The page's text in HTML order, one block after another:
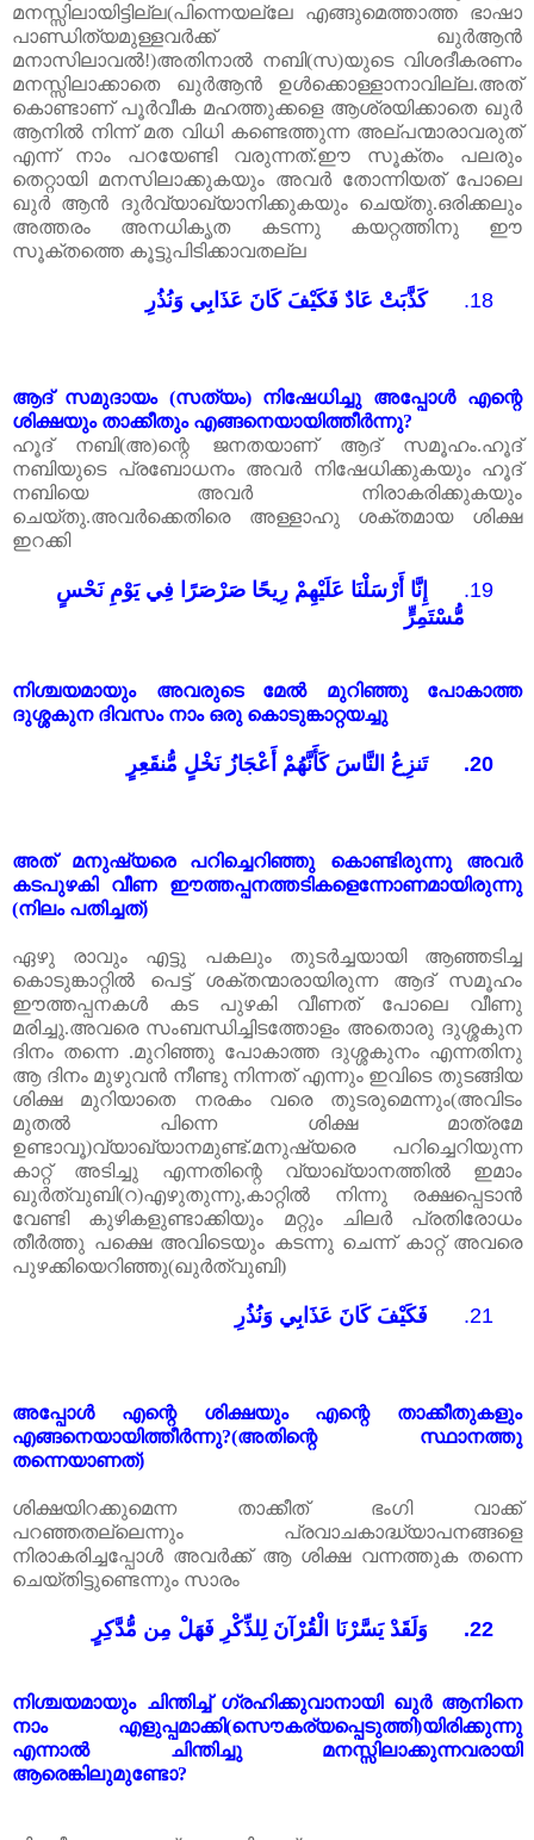
മനസ്സിലായിട്ടില്ല(പിന്നെയല്ലേ എങ്ങുമെത്താത്ത
ഭാഷാ
പാണ്ഡിത്യമുള്ളവർക്ക്
ഖുർആൻ
മനാസിലാവൽ!)അതിനാൽ നബി(സ)യുടെ വിശദീകരണം
മനസ്സിലാക്കാതെ
ഖുർആൻ ഉൾക്കൊള്ളാനാവില്ല.അത്
കൊണ്ടാണ് പൂർവീക മഹത്തുക്കളെ ആശ്രയിക്കാതെ ഖുർ
ആനിൽ നിന്ന് മത വിധി കണ്ടെത്തുന്ന അല്പന്മാരാവരുത്
എന്ന്
നാം പറയേണ്ടി വരുന്നത്.ഈ സൂക്തം
പലരും
തെറ്റായി
മനസിലാക്കുകയും അവർ തോന്നിയത് പോലെ
ഖുർ ആൻ ദുർവ്യാഖ്യാനിക്കുകയും ചെയ്തു.ഒരിക്കലും
അത്തരം
അനധികൃത
കടന്നു കയറ്റത്തിനു ഈ
സൂക്തത്തെ കൂട്ടുപിടിക്കാവതല്ല
18. كَذَّبَتْ عَادٌ فَكَيْفَ كَانَ عَذَابِي وَنُذُرِ
ആദ് സമുദായം(സത്യം) നിഷേധിച്ചു അപ്പോൾ
എന്റെ
ശിക്ഷയും താക്കീതും എങ്ങനെയായിത്തീർന്നു?
ഹൂദ്
നബി(അ)ന്റെ ജനതയാണ് ആദ് സമൂഹം.ഹൂദ്
നബിയുടെ
പ്രബോധനം അവർ നിഷേധിക്കുകയും
ഹൂദ്
നബിയെ
അവർ
നിരാകരിക്കുകയും
ചെയ്തു.അവർക്കെതിരെ അള്ളാഹു ശക്തമായ ശിക്ഷ
ഇറക്കി
19.
إِنَّا أَرْسَلْنَا عَلَيْهِمْ رِيحًا صَرْصَرًا فِي يَوْمِ نَحْسٍ
مُّسْتَمِرٍّ
നിശ്ചയമായും അവരുടെ മേൽ മുറിഞ്ഞു
പോകാത്ത
ദുശ്ശകുന ദിവസം നാം ഒരു കൊടുങ്കാറ്റയച്ചു
20. تَنزِعُ النَّاسَ كَأَنَّهُمْ أَعْجَازُ نَخْلٍ مُّنقَعِرٍ
അത് മനുഷ്യരെ പറിച്ചെറിഞ്ഞു കൊണ്ടിരുന്നു
അവർ
കടപുഴകി
വീണ
ഈത്തപ്പനത്തടികളെന്നോണമായിരുന്നു
(നിലം പതിച്ചത്)
ഏഴു രാവും എട്ടു പകലും തുടർച്ചയായി
ആഞ്ഞടിച്ച
കൊടുങ്കാറ്റിൽ
പെട്ട് ശക്തന്മാരായിരുന്ന ആദ്
സമൂഹം
ഈത്തപ്പനകൾ
കട പുഴകി വീണത് പോലെ
വീണു
മരിച്ചു.അവരെ സംബന്ധിച്ചിടത്തോളം അതൊരു ദുശ്ശകുന
ദിനം തന്നെ .മുറിഞ്ഞു പോകാത്ത ദുശ്ശകുനം എന്നതിനു
ആ ദിനം മുഴുവൻ നീണ്ടു നിന്നത് എന്നും ഇവിടെ തുടങ്ങിയ
ശിക്ഷ മുറിയാതെ നരകം വരെ തുടരുമെന്നും(അവിടം
മുതൽ പിന്നെ ശിക്ഷ മാത്രമേ
ഉണ്ടാവൂ)വ്യാഖ്യാനമുണ്ട്.മനുഷ്യരെ പറിച്ചെറിയുന്ന
കാറ്റ് അടിച്ചു എന്നതിന്റെ വ്യാഖ്യാനത്തിൽ ഇമാം
ഖുർത്വുബി(റ)എഴുതുന്നു,കാറ്റിൽ നിന്നു രക്ഷപ്പെടാൻ
വേണ്ടി കുഴികളുണ്ടാക്കിയും മറ്റും ചിലർ പ്രതിരോധം
തീർത്തു പക്ഷെ അവിടെയും കടന്നു ചെന്ന് കാറ്റ് അവരെ
പുഴക്കിയെറിഞ്ഞു(ഖുർത്വുബി)
21. فَكَيْفَ كَانَ عَذَابِي وَنُذُرِ
അപ്പോൾ എന്റെ ശിക്ഷയും എന്റെ
താക്കീതുകളും
എങ്ങനെയായിത്തീർന്നു?(അതിന്റെ
സ്ഥാനത്തു
തന്നെയാണത്)
ശിക്ഷയിറക്കുമെന്ന താക്കീത് ഭംഗി
വാക്ക്
പറഞ്ഞതല്ലെന്നും
പ്രവാചകാദ്ധ്യാപനങ്ങളെ
നിരാകരിച്ചപ്പോൾ അവർക്ക് ആ ശിക്ഷ വന്നത്തുക തന്നെ
ചെയ്തിട്ടുണ്ടെന്നും സാരം
22. وَلَقَدْ يَسَّرْنَا الْقُرْآنَ لِلذِّكْرِ فَهَلْ مِن مُّدَّكِرٍ
നിശ്ചയമായും ചിന്തിച്ച് ഗ്രഹിക്കുവാനായി ഖുർ ആനിനെ
നാം
എളുപ്പമാക്കി(സൌകര്യപ്പെടുത്തി)യിരിക്കുന്നു
എന്നാൽ
ചിന്തിച്ചു
മനസ്സിലാക്കുന്നവരായി
ആരെങ്കിലുമുണ്ടോ?